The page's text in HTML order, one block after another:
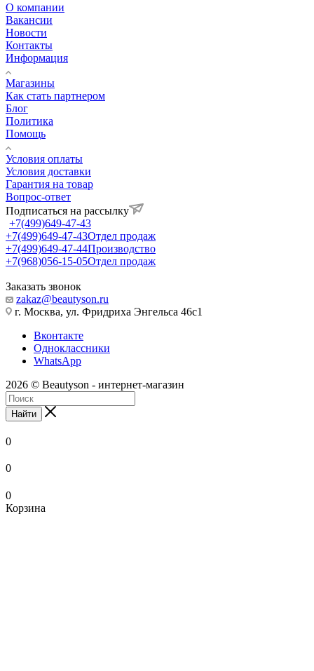
О компании
Вакансии
Новости
Контакты
Информация
Магазины
Как стать партнером
Блог
Политика
Помощь
Условия оплаты
Условия доставки
Гарантия на товар
Вопрос-ответ
Подписаться на рассылку
+7(499)649-47-43
+7(499)649-47-43Отдел продаж
+7(499)649-47-44Производство
+7(968)056-15-05Отдел продаж
Заказать звонок
zakaz@beautyson.ru
г. Москва, ул. Фридриха Энгельса 46с1
Вконтакте
Одноклассники
WhatsApp
2026 © Beautyson - интернет-магазин
Найти
0
0
0
Корзина